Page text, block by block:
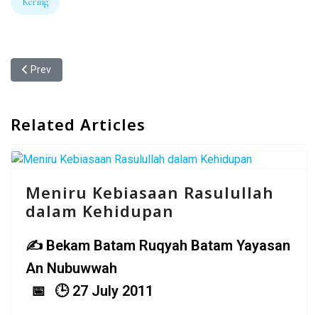
Previous article: Bekam Bisa 'Menunda' Kematian, Mari Buktikan
Prev
Related Articles
Meniru Kebiasaan Rasulullah
dalam Kehidupan
Bekam Batam Ruqyah Batam Yayasan
An Nubuwwah
27 July 2011